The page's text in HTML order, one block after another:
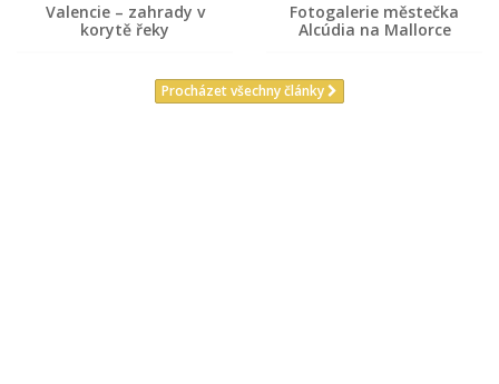
Valencie – zahrady v
korytě řeky
Fotogalerie městečka
Alcúdia na Mallorce
Procházet všechny články